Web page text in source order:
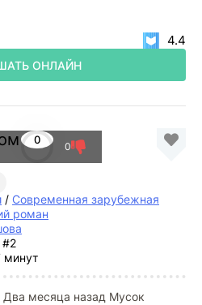
ОНЛАЙН
4.4
20
0
/ Современная зарубежная
роман
#2
минут
Два месяца назад Мусок